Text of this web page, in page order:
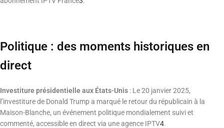
Politique : des moments historiques en
direct
Investiture présidentielle aux États-Unis : Le 20 janvier 2025,
l’investiture de Donald Trump a marqué le retour du républicain à la
Maison-Blanche, un événement politique mondialement suivi et
commenté, accessible en direct via une agence IPTV4.